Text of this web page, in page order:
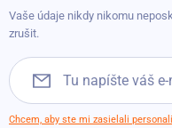
Obchodné podmienky
Vaše údaje nikdy nikomu
zrušit.
Chcem, aby ste mi zasielali